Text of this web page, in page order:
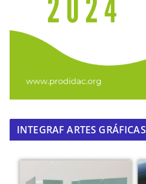
INTEGRAF ARTES GRÁFICAS